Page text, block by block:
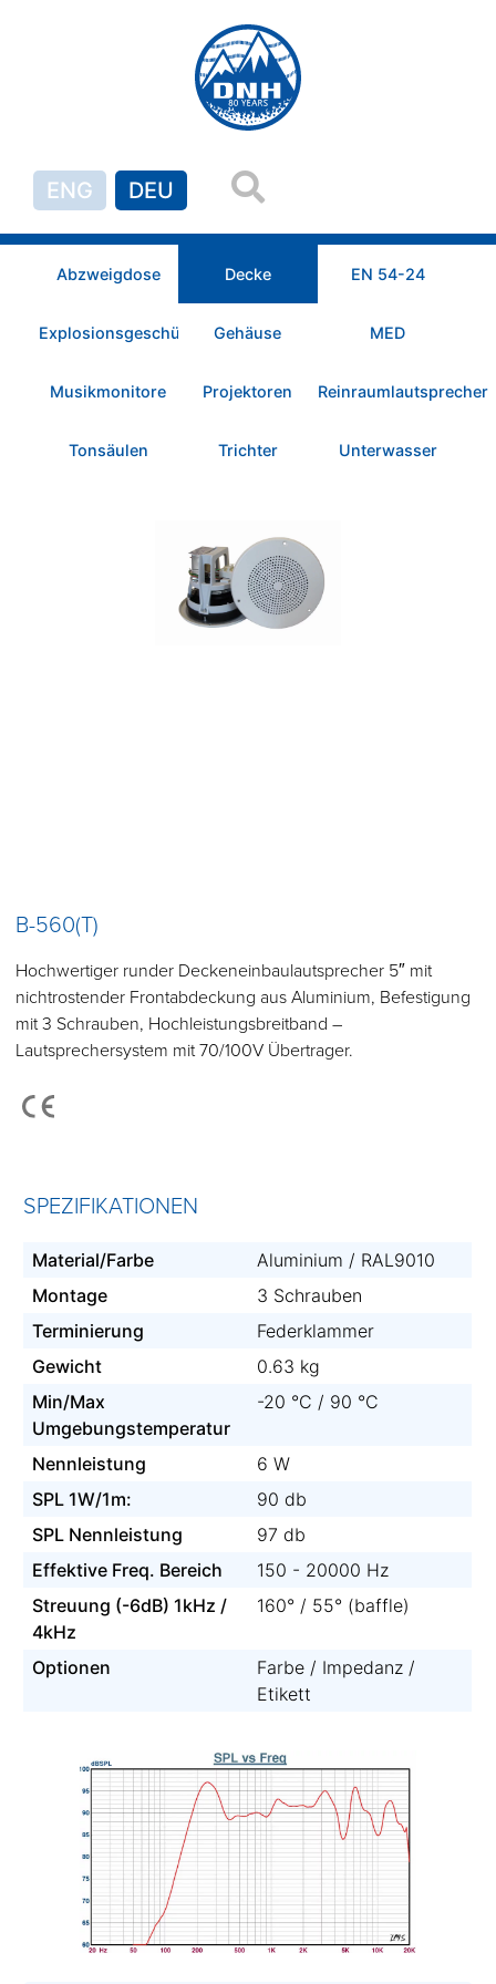
ENG DEU
Abzweigdose Decke EN 54-24
Explosionsgeschützt Gehäuse MED
Musikmonitore Projektoren Reinraumlautsprecher
Tonsäulen Trichter Unterwasser
B-560(T)
Hochwertiger runder Deckeneinbaulautsprecher 5″ mit
nichtrostender Frontabdeckung aus Aluminium, Befestigung
mit 3 Schrauben, Hochleistungsbreitband –
Lautsprechersystem mit 70/100V Übertrager.
SPEZIFIKATIONEN
Material/Farbe
Aluminium / RAL9010
Montage
3 Schrauben
Terminierung
Federklammer
Gewicht
0.63 kg
Min/Max
Umgebungstemperatur
-20 °C / 90 °C
Nennleistung
6 W
SPL 1W/1m:
90 db
SPL Nennleistung
97 db
Effektive Freq. Bereich
150 - 20000 Hz
Streuung (-6dB) 1kHz /
4kHz
160° / 55° (baffle)
Optionen
Farbe / Impedanz /
Etikett